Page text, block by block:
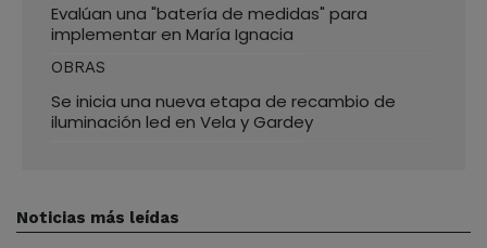
Evalúan una "batería de medidas" para
implementar en María Ignacia
OBRAS
Se inicia una nueva etapa de recambio de
iluminación led en Vela y Gardey
Noticias más leídas